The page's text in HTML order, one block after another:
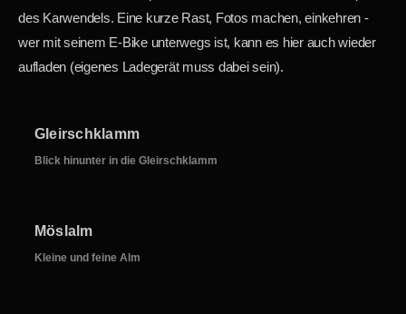
des Karwendels. Eine kurze Rast, Fotos machen, einkehren -
wer mit seinem E-Bike unterwegs ist, kann es hier auch wieder
aufladen (eigenes Ladegerät muss dabei sein).
Gleirschklamm
Blick hinunter in die Gleirschklamm
Möslalm
Kleine und feine Alm